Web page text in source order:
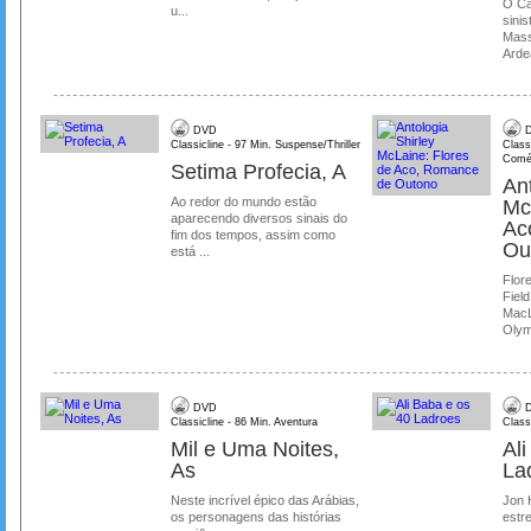
u...
O
DVD
Classicline - 97 Min. Suspense/Thriller
Setima Profecia, A
Ao redor do mundo estão
aparecendo diversos sinais do
fim dos tempos, assim como
está ...
DVD
Classicline - 86 Min. Aventura
Mil e Uma Noites,
As
Neste incrível épico das Arábias,
os personagens das histórias
Ali
Jon